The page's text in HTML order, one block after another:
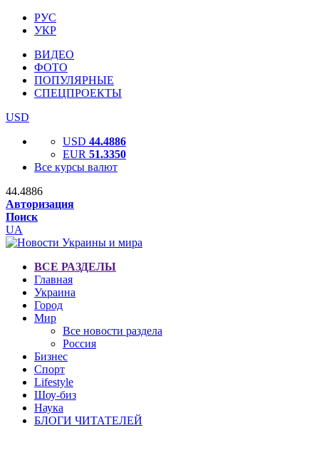
РУС
УКР
ВИДЕО
ФОТО
ПОПУЛЯРНЫЕ
СПЕЦПРОЕКТЫ
USD
USD 44.4886
EUR 51.3350
Все курсы валют
44.4886
Авторизация
Поиск
UA
ВСЕ РАЗДЕЛЫ
Главная
Украина
Город
Мир
Все новости раздела
Россия
Бизнес
Спорт
Lifestyle
Шоу-биз
Наука
БЛОГИ ЧИТАТЕЛЕЙ